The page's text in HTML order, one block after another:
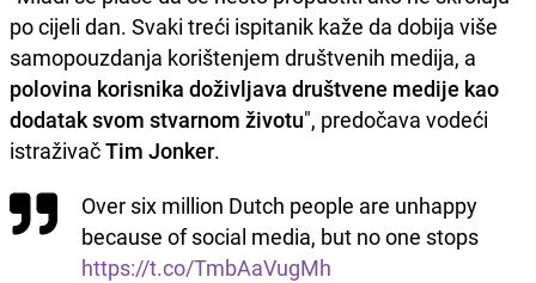
po cijeli dan. Svaki treći ispitanik kaže da dobija više
samopouzdanja korištenjem društvenih medija, a
polovina korisnika doživljava društvene medije kao
dodatak svom stvarnom životu", predočava vodeći
istraživačTim Jonker.
Over six million Dutch people are unhappy
because of social media, but no one stops
https://t.co/TmbAaVugMh